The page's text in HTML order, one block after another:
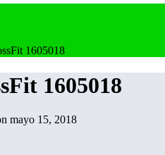
1605018
1605018
mayo 15, 2018